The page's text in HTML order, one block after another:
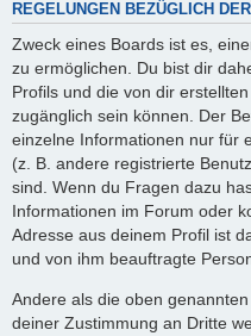
REGELUNGEN BEZÜGLICH
Zweck eines Boards ist es,
zu ermöglichen. Du bist dir
Profils und die von dir
zugänglich sein können. Der
einzelne Informationen nur für
(z. B. andere registrierte
sind. Wenn du Fragen dazu
Informationen im Forum oder
Adresse aus deinem Profil ist
und von ihm beauftragte
Andere als die oben
deiner Zustimmung an Dritte